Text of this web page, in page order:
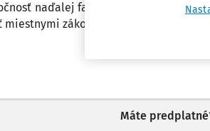
naďalej fakturovať so slovenskou
zákonmi?
Máte